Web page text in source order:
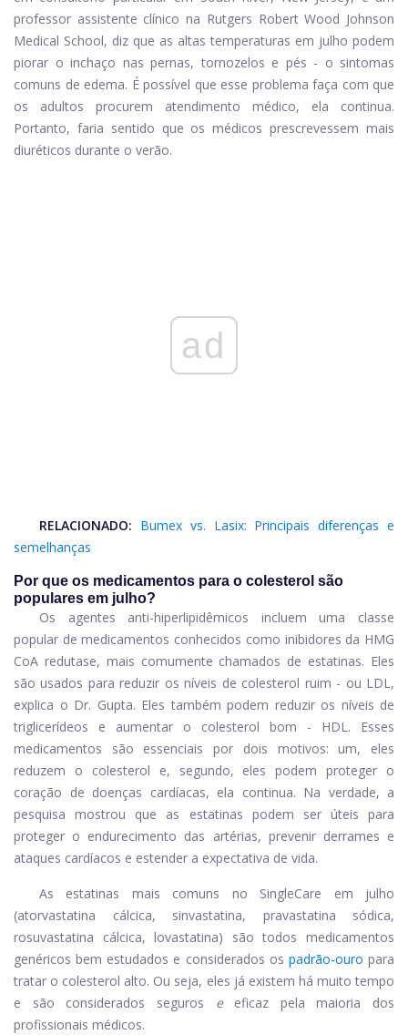
professor assistente clínico na Rutgers Robert Wood Johnson
Medical School, diz que as altas temperaturas em julho podem
piorar o inchaço nas pernas, tornozelos e pés - o sintomas
comuns de edema. É possível que esse problema faça com que
os adultos procurem atendimento médico, ela continua.
Portanto, faria sentido que os médicos prescrevessem mais
diuréticos durante o verão.
ad
RELACIONADO: Bumex vs. Lasix: Principais diferenças e
semelhanças
Por que os medicamentos para o colesterol são
populares em julho?
Os agentes anti-hiperlipidêmicos incluem uma classe
popular de medicamentos conhecidos como inibidores da HMG
CoA redutase, mais comumente chamados de estatinas. Eles
são usados ​​para reduzir os níveis de colesterol ruim - ou LDL,
explica o Dr. Gupta. Eles também podem reduzir os níveis de
triglicerídeos e aumentar o colesterol bom - HDL. Esses
medicamentos são essenciais por dois motivos: um, eles
reduzem o colesterol e, segundo, eles podem proteger o
coração de doenças cardíacas, ela continua. Na verdade, a
pesquisa mostrou que as estatinas podem ser úteis para
proteger o endurecimento das artérias, prevenir derrames e
ataques cardíacos e estender a expectativa de vida.
As estatinas mais comuns no SingleCare em julho
(atorvastatina cálcica, sinvastatina, pravastatina sódica,
rosuvastatina cálcica, lovastatina) são todos medicamentos
genéricos bem estudados e considerados os padrão-ouro para
tratar o colesterol alto. Ou seja, eles já existem há muito tempo
e são considerados seguros
e
eficaz pela maioria dos
profissionais médicos.